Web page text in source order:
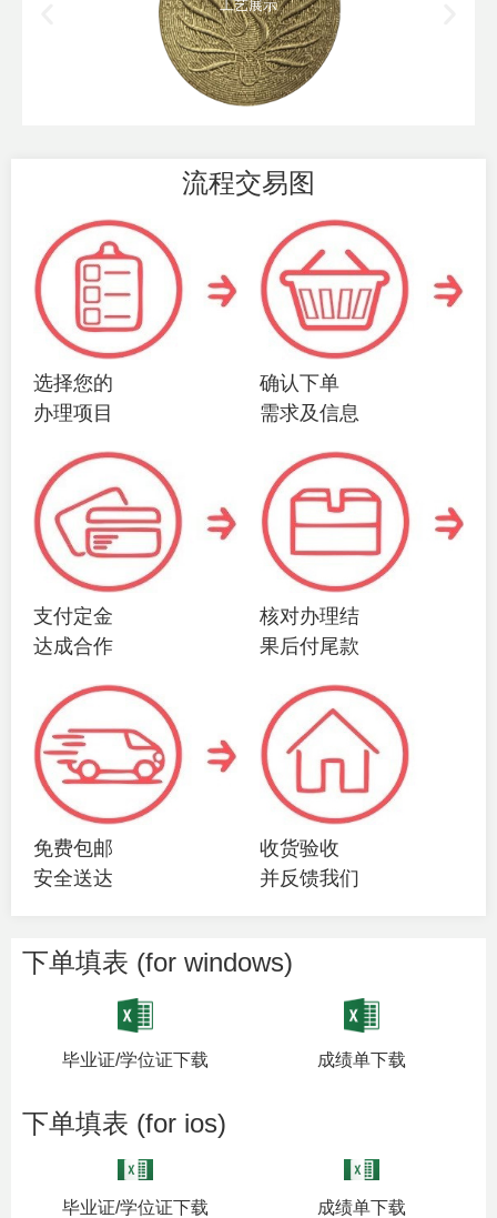
工艺展示
流程交易图
选择您的
办理项目
确认下单
需求及信息
支付定金
达成合作
核对办理结
果后付尾款
免费包邮
安全送达
收货验收
并反馈我们
下单填表 (for windows)
毕业证/学位证下载 成绩单下载
下单填表 (for ios)
毕业证/学位证下载 成绩单下载